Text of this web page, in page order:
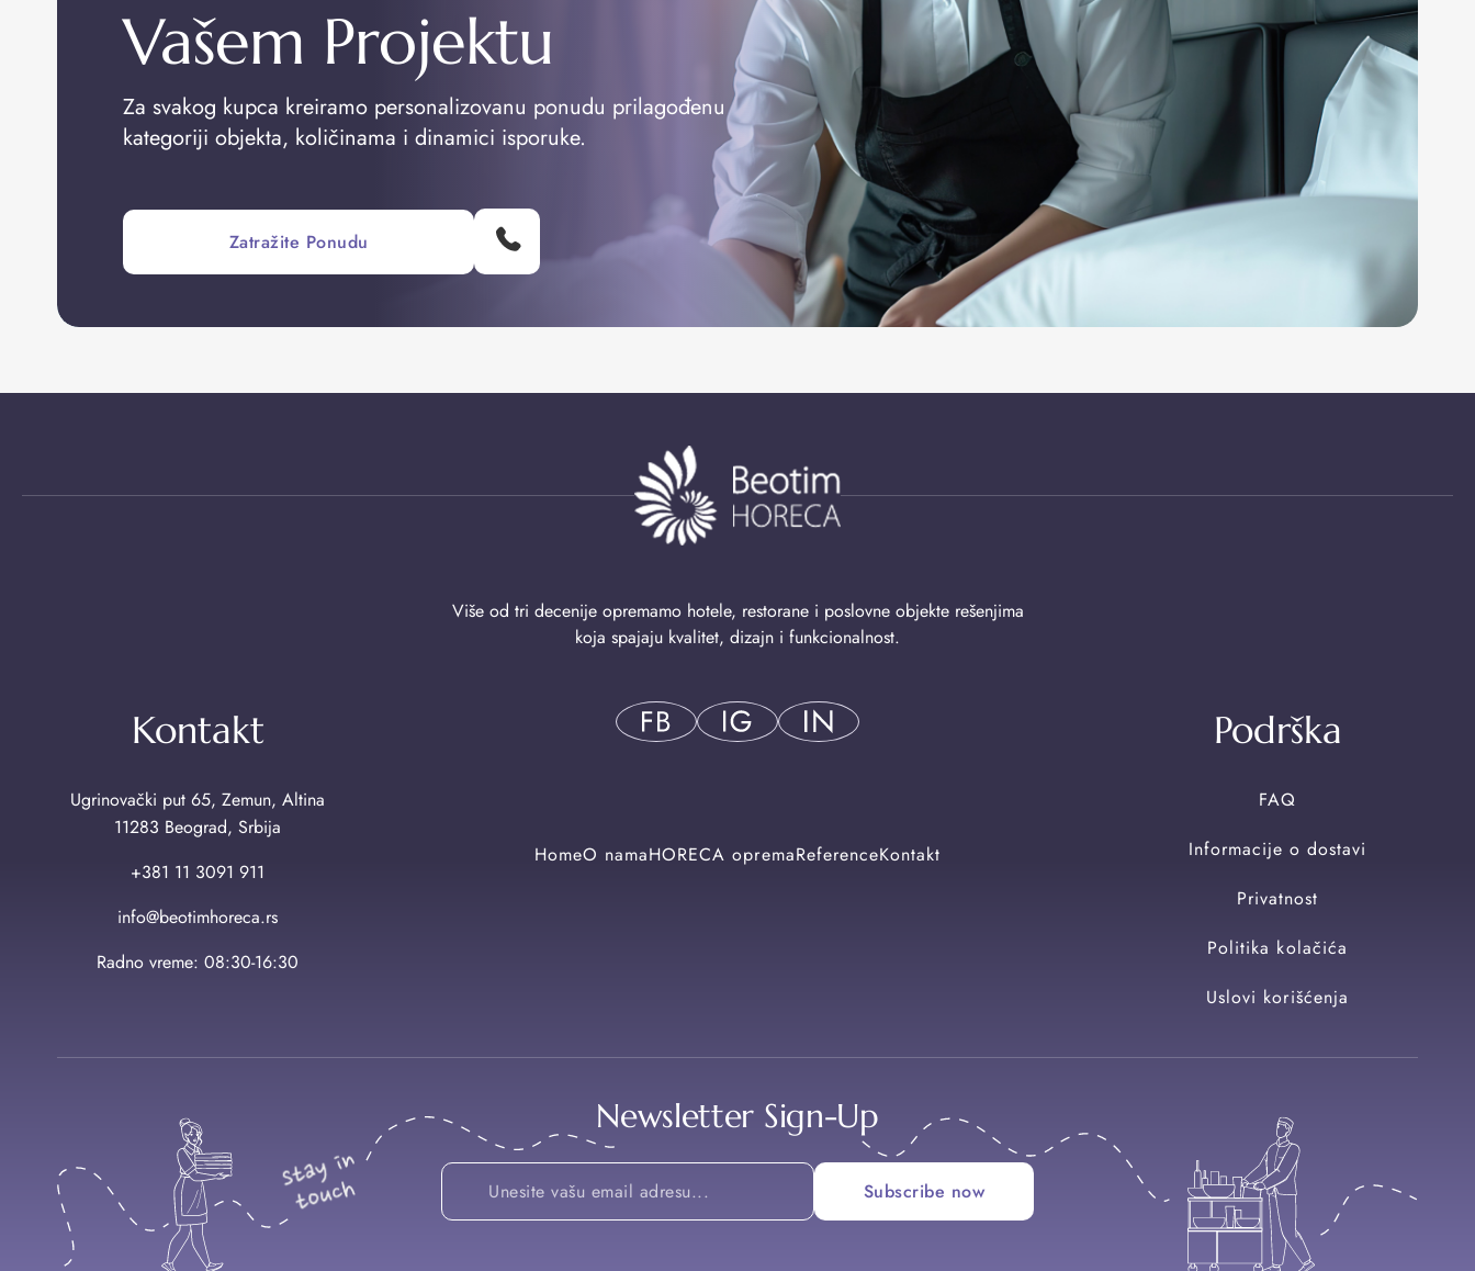
Vašem Projektu
Za svakog kupca kreiramo personalizovanu ponudu prilagođenu
kategoriji objekta, količinama i dinamici isporuke.
Zatražite Ponudu
Više od tri decenije opremamo hotele, restorane i poslovne objekte rešenjima
koja spajaju kvalitet, dizajn i funkcionalnost.
Kontakt
Ugrinovački put 65, Zemun, Altina
11283 Beograd, Srbija
+381 11 3091 911
info@beotimhoreca.rs
Radno vreme: 08:30-16:30
HomeO namaHORECA opremaReferenceKontakt
Podrška
FAQ
Informacije o dostavi
Privatnost
Politika kolačića
Uslovi korišćenja
Newsletter Sign-Up
Email
*
Subscribe now